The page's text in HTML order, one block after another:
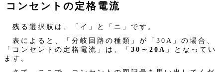
コンセントの定格電流
残る選択肢は、「イ」と「ニ」です。
表によると、「分岐回路の種類」が「30A」の場合、
「コンセントの定格電流」は、「 30～20A 」となってい
ます。